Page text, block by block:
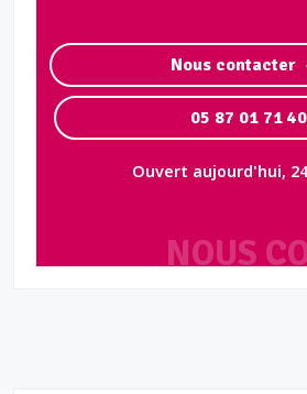
NOUS
Nous contacter
05 87 01 71 40
Ouvert aujourd'hui,